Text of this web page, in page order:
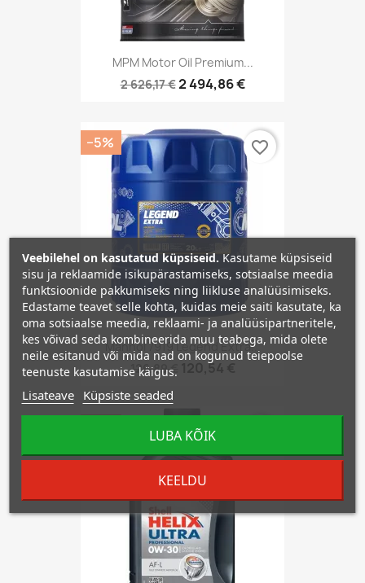
MPM Motor Oil Premium...
2 626,17 €2 494,86 €
Mannol 7919 Legend Extra...
126,89 €
120,54 €
−5% favorite_border
Veebilehel on kasutatud küpsiseid. Kasutame küpsiseid
sisu ja reklaamide isikupärastamiseks, sotsiaalse meedia
funktsioonide pakkumiseks ning liikluse analüüsimiseks.
Edastame teavet selle kohta, kuidas meie saiti kasutate, ka
oma sotsiaalse meedia, reklaami- ja analüüsipartneritele,
kes võivad seda kombineerida muu teabega, mida olete
neile esitanud või mida nad on kogunud teiepoolse
teenuste kasutamise käigus.
Lisateave Küpsiste seaded
KEELDU
LUBA KÕIK